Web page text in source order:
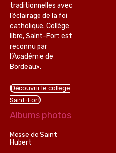
traditionnelles avec
l’éclairage de la foi
catholique. Collège
libre, Saint-Fort est
reconnu par
l’Académie de
Bordeaux.
Découvrir le collège
Saint-Fort
Albums photos
Messe de Saint
Hubert